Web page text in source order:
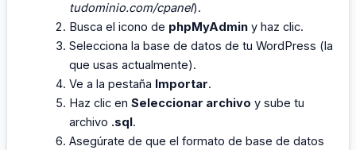
tudominio.com/cpanel).
Busca el icono de phpMyAdmin y haz clic.
Selecciona la base de datos de tu WordPress (la
que usas actualmente).
Ve a la pestaña Importar.
Haz clic enSeleccionar archivo y sube tu
archivo .sql.
Asegúrate de que el formato de base de datos